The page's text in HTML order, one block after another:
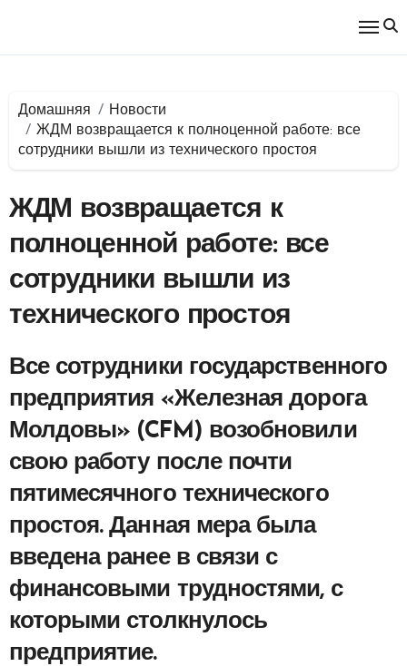
Домашняя
Новости
ЖДМ возвращается к полноценной работе: все
сотрудники вышли из технического простоя
ЖДМ возвращается к
полноценной работе: все
сотрудники вышли из
технического простоя
Все сотрудники государственного
предприятия «Железная дорога
Молдовы» (CFM) возобновили
свою работу после почти
пятимесячного технического
простоя. Данная мера была
введена ранее в связи с
финансовыми трудностями, с
которыми столкнулось
предприятие.